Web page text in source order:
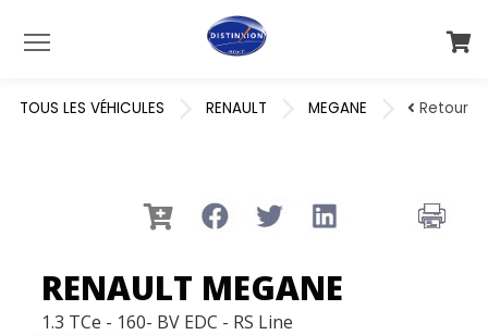
TOUS LES VÉHICULES RENAULT MEGANE Retour
RENAULT MEGANE
1.3 TCe - 160- BV EDC - RS Line